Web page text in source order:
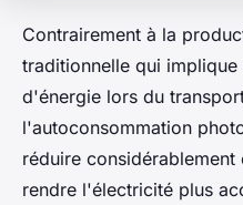
Contrairement à la
traditionnelle qui
d'énergie lors du
l'autoconsommation
réduire
rendre l'électricité plus